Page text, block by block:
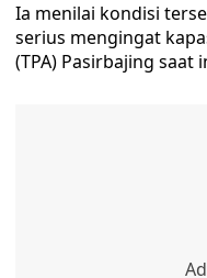
Ia menilai kondisi
serius mengingat
(TPA) Pasirbajing saat